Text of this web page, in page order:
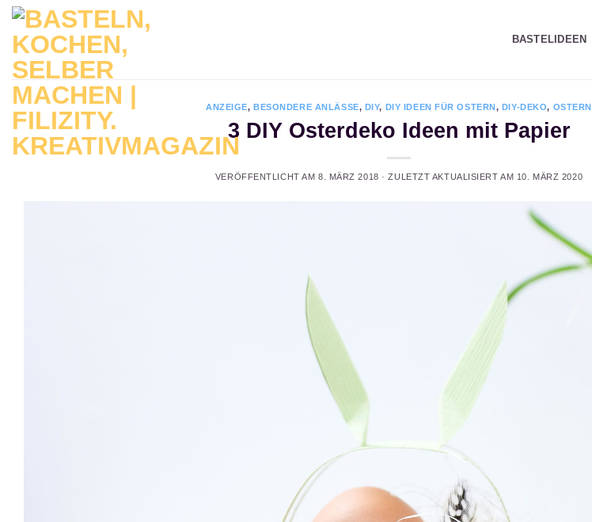
Zum
Inhalt
springen
BASTELIDEEN
ANZEIGE,BESONDERE ANLÄSSE, DIY, DIY IDEEN FÜR OSTERN, DIY-DEKO, OSTERN
3 DIY Osterdeko Ideen mit Papier
VERÖFFENTLICHT AM 8. MÄRZ 2018 · ZULETZT AKTUALISIERT AM 10. MÄRZ 2020